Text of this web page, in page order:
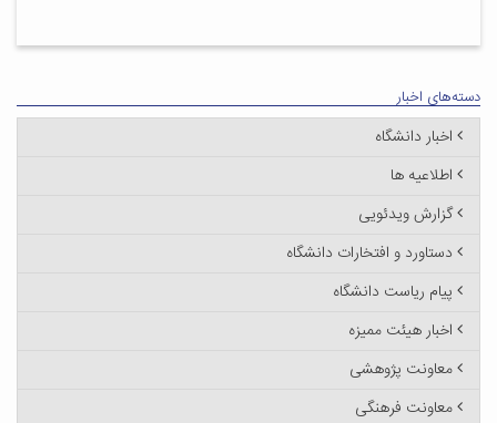
دسته‌های اخبار
اخبار دانشگاه
اطلاعیه ها
گزارش ویدئویی
دستاورد و افتخارات دانشگاه
پیام ریاست دانشگاه
اخبار هیئت ممیزه
معاونت پژوهشی
معاونت فرهنگی